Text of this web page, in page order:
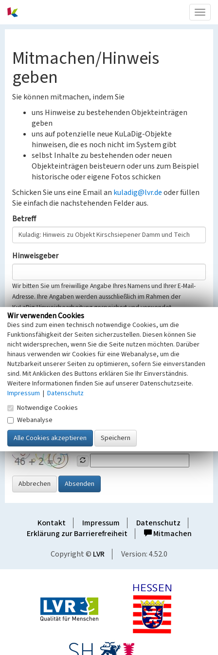
Mitmachen/Hinweis
geben
Sie können mitmachen, indem Sie
uns Hinweise zu bestehenden Objekteinträgen
geben
uns auf potenzielle neue KuLaDig-Objekte
hinweisen, die es noch nicht im System gibt
selbst Inhalte zu bestehenden oder neuen
Objekteinträgen beisteuern oder uns zum Beispiel
historische oder eigene Fotos schicken
Schicken Sie uns eine Email an kuladig@lvr.deoder füllen
Sie einfach die nachstehenden Felder aus.
Betreff
Hinweisgeber
Wir bitten Sie um freiwillige Angabe Ihres Namens und Ihrer E-Mail-
Adresse. Ihre Angaben werden ausschließlich im Rahmen der
KuLaDig-Hinweisbearbeitung gespeichert und verwendet.
Selbstverständlich werden diese entsprechend der Vorschriften des
Telemediengesetzes, des Datenschutzgesetzes NRW und der seit
dem 25.05.2018 gültigen Europäischen Datenschutzgrundverordnung
(EU-DSGVO) vertraulich behandelt, beachten Sie bitte unsere
Hinweise zumDatenschutz
Nachricht
SicherheitsabfrageTragen Sie unten das Rechenergebnis aus der
Grafik ein
Abbrechen Absenden
Kontakt Impressum
Datenschutz
Erklärung zur Barrierefreiheit
Mitmachen
Copyright © LVR Version: 4.52.0
Wir verwenden Cookies
Dies sind zum einen technisch notwendige Cookies, um die
Funktionsfähigkeit der Seiten sicherzustellen. Diesen können Sie
nicht widersprechen, wenn Sie die Seite nutzen möchten. Darüber
hinaus verwenden wir Cookies für eine Webanalyse, um die
Nutzbarkeit unserer Seiten zu optimieren, sofern Sie einverstanden
sind. Mit Anklicken des Buttons erklären Sie Ihr Einverständnis.
Weitere Informationen finden Sie auf unserer Datenschutzseite.
Impressum | Datenschutz
Notwendige Cookies
Webanalyse